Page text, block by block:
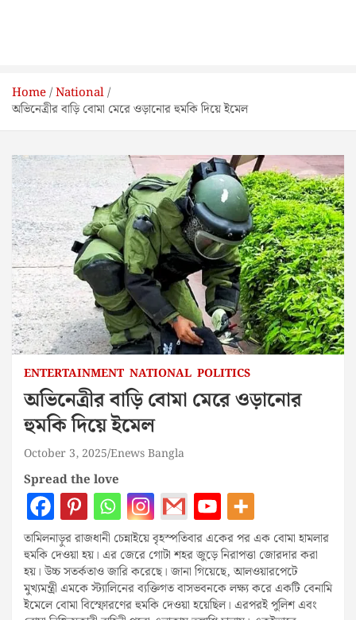
Home National
অভিনেত্রীর বাড়ি বোমা মেরে ওড়ানোর হুমকি দিয়ে ইমেল
ENTERTAINMENT NATIONAL POLITICS
অভিনেত্রীর বাড়ি বোমা মেরে ওড়ানোর
হুমকি দিয়ে ইমেল
October 3, 2025 Enews Bangla
Spread the love
তামিলনাড়ুর রাজধানী চেন্নাইয়ে বৃহস্পতিবার একের পর এক বোমা হামলার
হুমকি দেওয়া হয়। এর জেরে গোটা শহর জুড়ে নিরাপত্তা জোরদার করা
হয়। উচ্চ সতর্কতাও জারি করেছে। জানা গিয়েছে, আলওয়ারপেটে
মুখ্যমন্ত্রী এমকে স্ট্যালিনের ব্যক্তিগত বাসভবনকে লক্ষ্য করে একটি বেনামি
ইমেলে বোমা বিস্ফোরণের হুমকি দেওয়া হয়েছিল। এরপরই পুলিশ এবং